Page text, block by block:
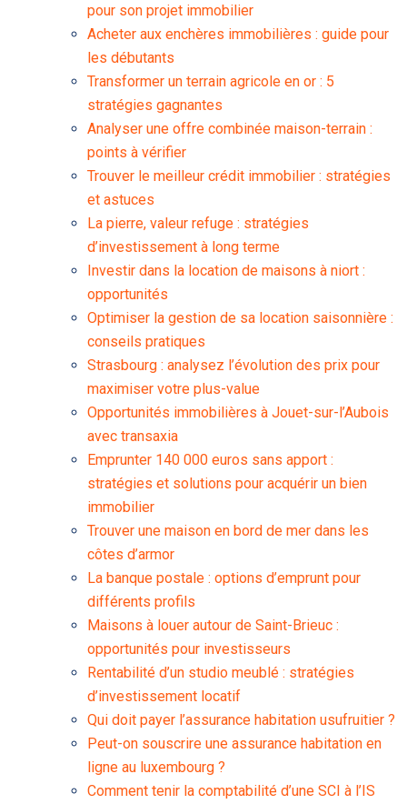
pour son projet immobilier
Acheter aux enchères immobilières : guide pour
les débutants
Transformer un terrain agricole en or : 5
stratégies gagnantes
Analyser une offre combinée maison-terrain :
points à vérifier
Trouver le meilleur crédit immobilier : stratégies
et astuces
La pierre, valeur refuge : stratégies
d’investissement à long terme
Investir dans la location de maisons à niort :
opportunités
Optimiser la gestion de sa location saisonnière :
conseils pratiques
Strasbourg : analysez l’évolution des prix pour
maximiser votre plus-value
Opportunités immobilières à Jouet-sur-l’Aubois
avec transaxia
Emprunter 140 000 euros sans apport :
stratégies et solutions pour acquérir un bien
immobilier
Trouver une maison en bord de mer dans les
côtes d’armor
La banque postale : options d’emprunt pour
différents profils
Maisons à louer autour de Saint-Brieuc :
opportunités pour investisseurs
Rentabilité d’un studio meublé : stratégies
d’investissement locatif
Qui doit payer l’assurance habitation usufruitier ?
Peut-on souscrire une assurance habitation en
ligne au luxembourg ?
Comment tenir la comptabilité d’une SCI à l’IS